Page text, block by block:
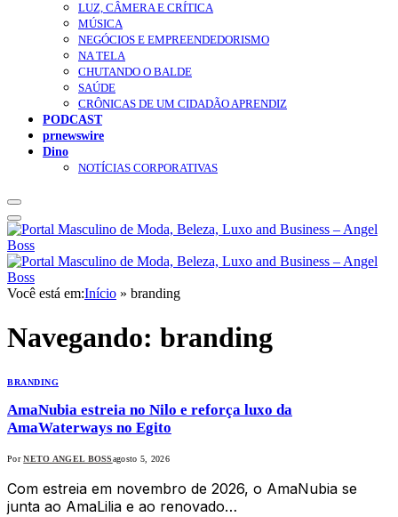
LUZ, CÂMERA E CRÍTICA
MÚSICA
NEGÓCIOS E EMPREENDEDORISMO
NA TELA
CHUTANDO O BALDE
SAÚDE
CRÔNICAS DE UM CIDADÃO APRENDIZ
PODCAST
prnewswire
Dino
NOTÍCIAS CORPORATIVAS
Você está em:Início » branding
Navegando: branding
BRANDING
AmaNubia estreia no Nilo e reforça luxo da
AmaWaterways no Egito
Por NETO ANGEL BOSSagosto 5, 2026
Com estreia em novembro de 2026, o AmaNubia se
junta ao AmaLilia e ao renovado…